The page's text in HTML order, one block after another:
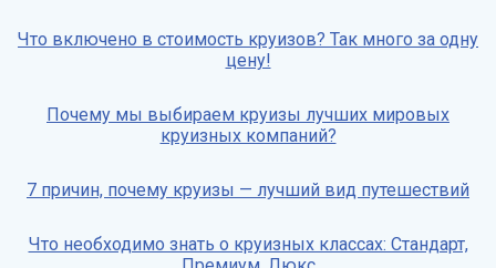
Что включено в стоимость круизов? Так много за одну
цену!
Почему мы выбираем круизы лучших мировых
круизных компаний?
7 причин, почему круизы — лучший вид путешествий
Что необходимо знать о круизных классах: Стандарт,